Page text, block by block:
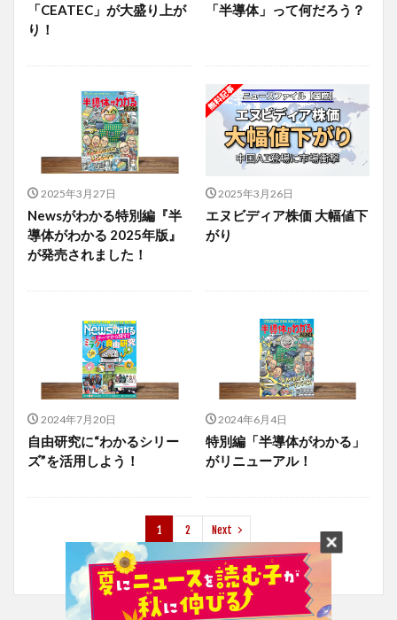
「CEATEC」が大盛り上が
り！
「半導体」って何だろう？
2025年3月27日
Newsがわかる特別編『半
導体がわかる 2025年版』
が発売されました！
2025年3月26日
エヌビディア株価 大幅値下
がり
2024年7月20日
自由研究に“わかるシリー
ズ”を活用しよう！
2024年6月4日
特別編「半導体がわかる」
がリニューアル！
1 2 Next